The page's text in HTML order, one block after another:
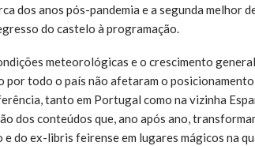
dos anos pós-pandemia e a segunda melhor
do castelo à programação.
meteorológicas e o crescimento
por todo o país não afetaram o posicionamento
tanto em Portugal como na vizinha
dos conteúdos que, ano após ano,
do ex-libris feirense em lugares mágicos na